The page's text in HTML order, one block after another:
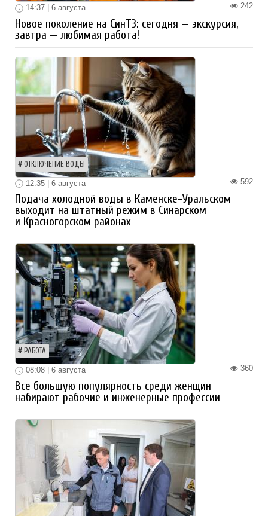
242
14:37 | 6 августа
Новое поколение на СинТЗ: сегодня — экскурсия,
завтра — любимая работа!
ОТКЛЮЧЕНИЕ ВОДЫ
592
12:35 | 6 августа
Подача холодной воды в Каменске-Уральском
выходит на штатный режим в Синарском
и Красногорском районах
РАБОТА
360
08:08 | 6 августа
Все большую популярность среди женщин
набирают рабочие и инженерные профессии